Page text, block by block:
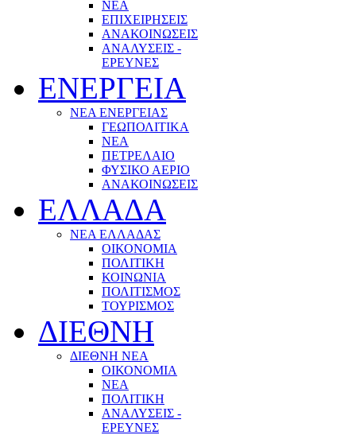
NEA
ΕΠΙΧΕΙΡΗΣΕΙΣ
ΑΝΑΚΟΙΝΩΣΕΙΣ
ΑΝΑΛΥΣΕΙΣ -
ΕΡΕΥΝΕΣ
ΕΝΕΡΓΕΙΑ
ΝΕΑ ΕΝΕΡΓΕΙΑΣ
ΓΕΩΠΟΛΙΤΙΚΑ
ΝΕΑ
ΠΕΤΡΕΛΑΙΟ
ΦΥΣΙΚΟ ΑΕΡΙΟ
ΑΝΑΚΟΙΝΩΣΕΙΣ
ΕΛΛΑΔΑ
ΝΕΑ ΕΛΛΑΔΑΣ
ΟΙΚΟΝΟΜΙΑ
ΠΟΛΙΤΙΚΗ
ΚΟΙΝΩΝΙΑ
ΠΟΛΙΤΙΣΜΟΣ
ΤΟΥΡΙΣΜΟΣ
ΔΙΕΘΝΗ
ΔΙΕΘΝΗ ΝΕΑ
ΟΙΚΟΝΟΜΙΑ
ΝΕΑ
ΠΟΛΙΤΙΚΗ
ΑΝΑΛΥΣΕΙΣ -
ΕΡΕΥΝΕΣ